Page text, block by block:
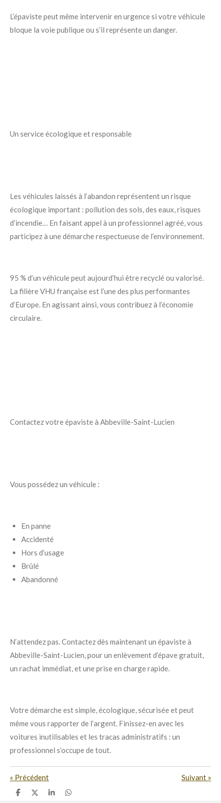
L’épaviste peut même intervenir en urgence si votre véhicule
bloque la voie publique ou s’il représente un danger.
Un service écologique et responsable
Les véhicules laissés à l’abandon représentent un risque
écologique important : pollution des sols, des eaux, risques
d’incendie… En faisant appel à un professionnel agréé, vous
participez à une démarche respectueuse de l’environnement.
95 % d’un véhicule peut aujourd’hui être recyclé ou valorisé.
La filière VHU française est l’une des plus performantes
d’Europe. En agissant ainsi, vous contribuez à l’économie
circulaire.
Contactez votre épaviste à Abbeville-Saint-Lucien
Vous possédez un véhicule :
En panne
Accidenté
Hors d’usage
Brûlé
Abandonné
N’attendez pas. Contactez dès maintenant un épaviste à
Abbeville-Saint-Lucien, pour un enlèvement d’épave gratuit,
un rachat immédiat, et une prise en charge rapide.
Votre démarche est simple, écologique, sécurisée et peut
même vous rapporter de l’argent. Finissez-en avec les
voitures inutilisables et les tracas administratifs : un
professionnel s’occupe de tout.
« Précédent Suivant »
P
P
P
P